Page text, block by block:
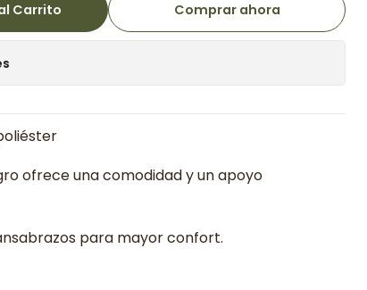
Carrito Comprar ahora
ofrece una comodidad y un apoyo
para mayor confort.